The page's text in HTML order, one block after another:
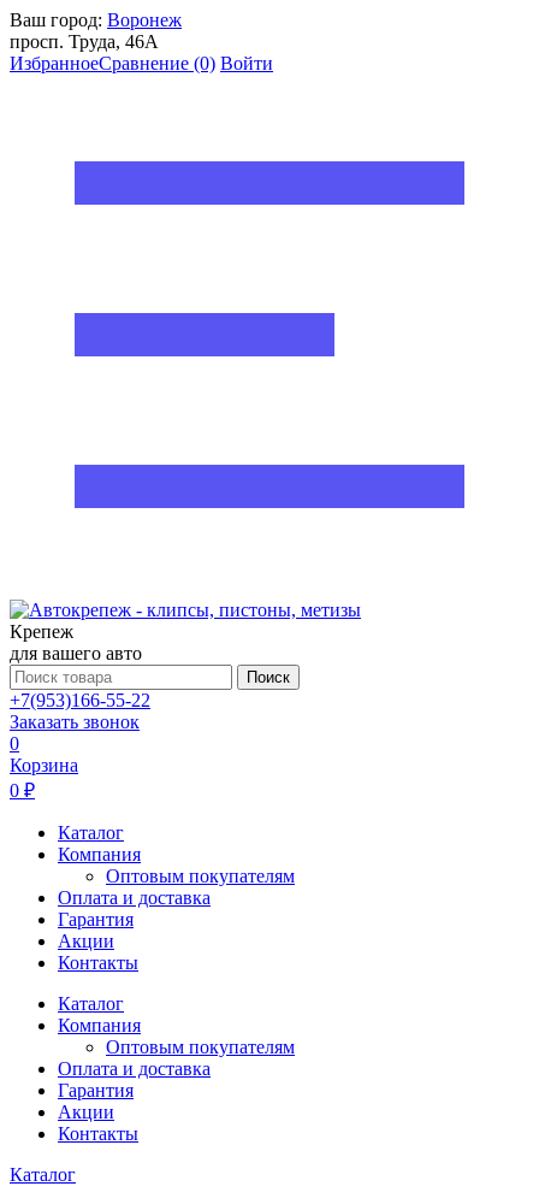
Ваш город: Воронеж
просп. Труда, 46А
ИзбранноеСравнение (0) Войти
Крепеж
для вашего авто
Поиск
+7(953)166-55-22
Заказать звонок
0
Корзина
0 ₽
Каталог
Компания
Оптовым покупателям
Оплата и доставка
Гарантия
Акции
Контакты
Каталог
Компания
Оптовым покупателям
Оплата и доставка
Гарантия
Акции
Контакты
Каталог